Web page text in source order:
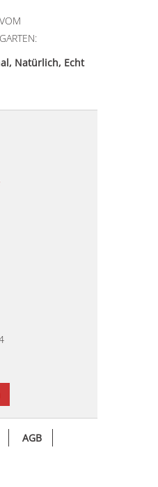
Natürlich, Echt
AGB